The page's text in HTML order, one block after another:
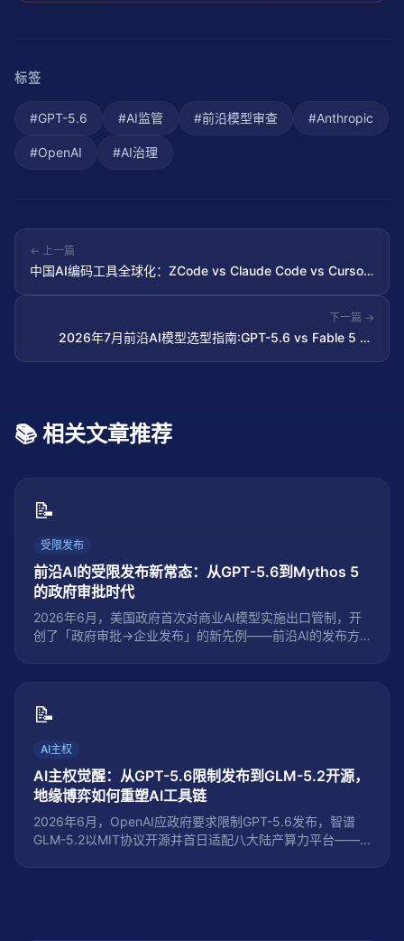
标签
#GPT-5.6 #AI监管 #前沿模型审查 #Anthropic
#OpenAI #AI治理
← 上一篇
中国AI编码工具全球化：ZCode vs Claude Code vs Cursor
下一篇 →
2026年7月前沿AI模型选型指南:GPT-5.6 vs Fable 5 vs
📚 相关文章推荐
📝
受限发布
前沿AI的受限发布新常态：从GPT-5.6到Mythos 5
的政府审批时代
2026年6月，美国政府首次对商业AI模型实施出口管制，开
创了「政府审批→企业发布」的新先例——前沿AI的发布方
📝
AI主权
AI主权觉醒：从GPT-5.6限制发布到GLM-5.2开源，
地缘博弈如何重塑AI工具链
2026年6月，OpenAI应政府要求限制GPT-5.6发布，智谱
GLM-5.2以MIT协议开源并首日适配八大陆产算力平台——